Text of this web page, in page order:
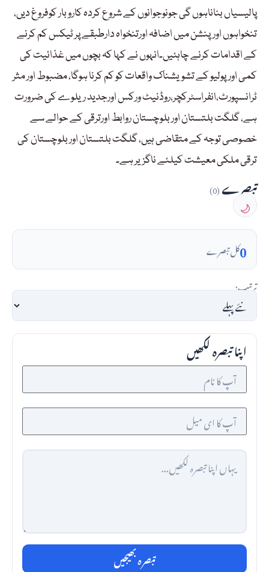
پالیسیاں بناناہوں گی جونوجوانوں کے شروع کردہ کاروبار کوفروغ دیں،
تنخواہوں اورپنشن میں اضافہ اورتنخواہ دارطبقے پر ٹیکس کم کرنے
کے اقدامات کرنے چاہئیں۔انہوں نے کہا کہ بچوں میں غذائیت کی
کمی اورپولیو کے تشویشناک واقعات کو کم کرنا ہوگا، مضبوط اور مثر
ٹرانسپورٹ،انفراسٹرکچر،روڈنیٹ ورکس اورجدید ریلوے کی ضرورت
ہے، گلگت بلتستان اوربلوچستان روابط اورترقی کے حوالے سے
خصوصی توجہ کے متقاضی ہیں، گلگت بلتستان اور بلوچستان کی
ترقی ملکی معیشت کیلئے ناگزیر ہے۔
تبصرے(0)
🌙
0کل تبصرے
ترتیب:
اپنا تبصرہ لکھیں
تبصرہ بھیجیں